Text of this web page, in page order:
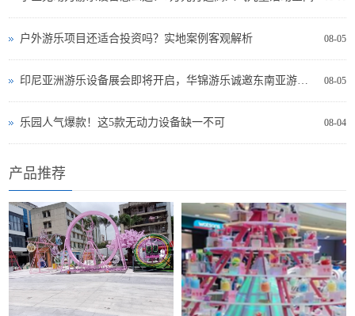
08-05
户外游乐项目还适合投资吗？实地案例客观解析
08-05
印尼亚洲游乐设备展会即将开启，华锦游乐诚邀东南亚游乐投资者现场交流
08-04
乐园人气爆款！这5款无动力设备缺一不可
产品推荐